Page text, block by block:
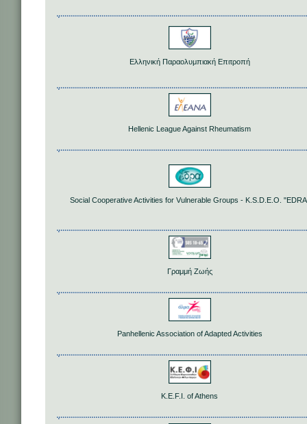
Ελληνική Παραολυμπιακή Επιτροπή
Hellenic League Against Rheumatism
Social Cooperative Activities for Vulnerable Groups - K.S.D.E.O.
Γραμμή Ζωής
Panhellenic Association of Adapted Activities
K.E.F.I. of Athens